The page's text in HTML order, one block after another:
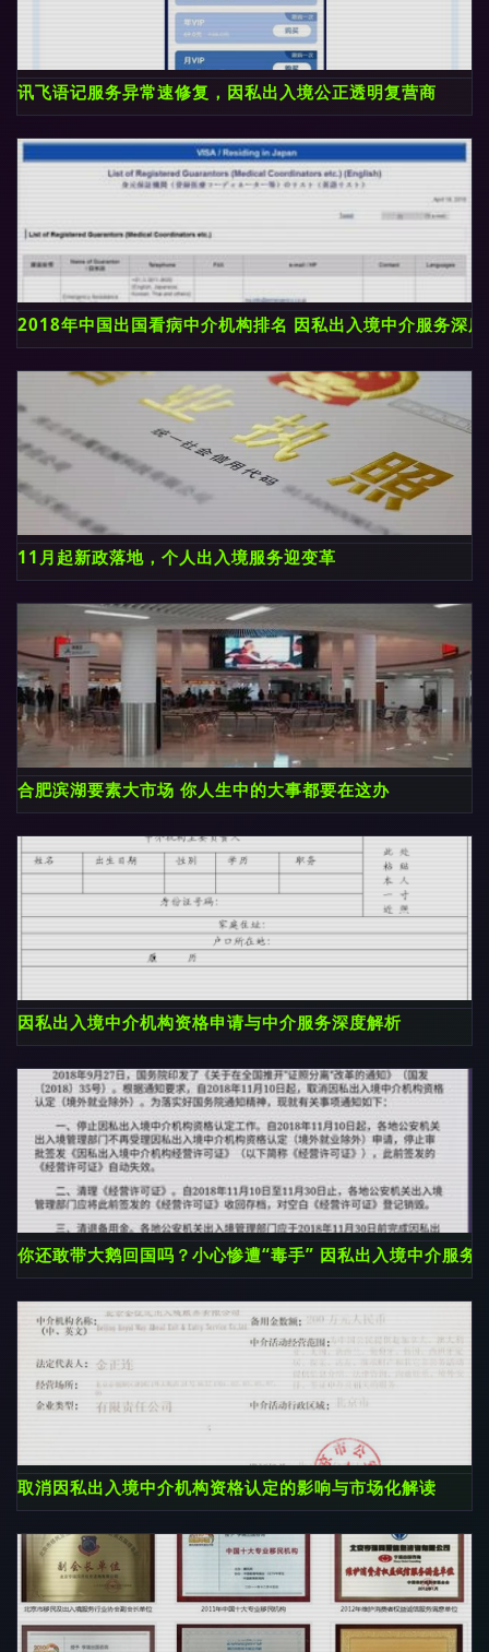
讯飞语记服务异常速修复，因私出入境公正透明复营商
2018年中国出国看病中介机构排名 因私出入境中介服务深
11月起新政落地，个人出入境服务迎变革
合肥滨湖要素大市场 你人生中的大事都要在这办
因私出入境中介机构资格申请与中介服务深度解析
你还敢带大鹅回国吗？小心惨遭“毒手” 因私出入境中介服务
取消因私出入境中介机构资格认定的影响与市场化解读